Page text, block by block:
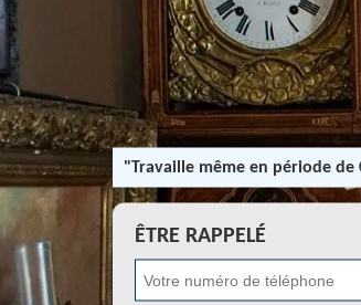
"Travaille même en période de
ÊTRE RAPPELÉ